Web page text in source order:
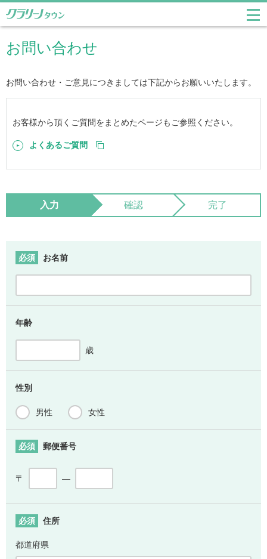
メ
<クラリーノ>について
お問い合わせ
お問い合わせ・ご意見につきましては下記からお願いいたします。
お客様から頂くご質問をまとめたページもご参照ください。
よくあるご質問
入力 確認 完了
必須 お名前
年齢
歳
性別
男性 女性
必須 郵便番号
〒 ―
必須 住所
都道府県